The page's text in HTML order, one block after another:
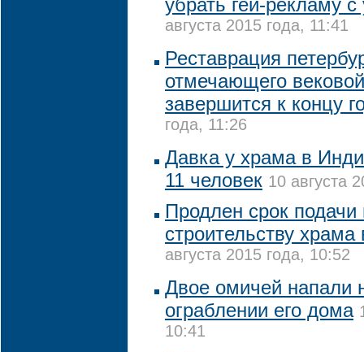
убрать гей-рекламу с
августа 2015 года, 11:41
Реставрация
отмечающего
завершится к концу
года, 11:26
Давка у храма в
11 человек 10 августа
Продлен срок
строительству
августа 2015 года, 10:52
Двое омичей напали
ограблении его дома
10:41